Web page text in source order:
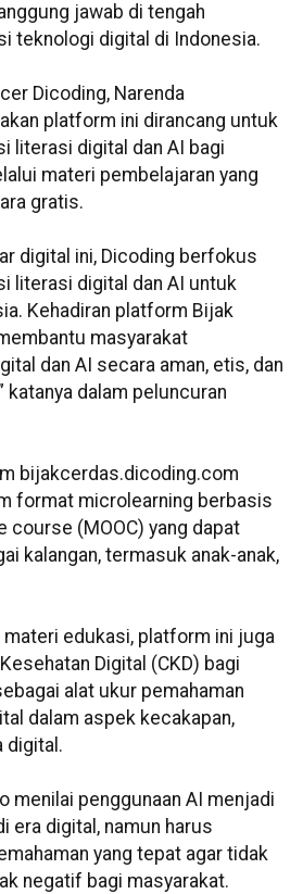
jawab di tengah
teknologi digital di Indonesia.
Dicoding, Narenda
platform ini dirancang untuk
literasi digital dan AI bagi
materi pembelajaran yang
gratis.
digital ini, Dicoding berfokus
literasi digital dan AI untuk
Kehadiran platform Bijak
masyarakat
dan AI secara aman, etis, dan
katanya dalam peluncuran
bijakcerdas.dicoding.com
format microlearning berbasis
course (MOOC) yang dapat
kalangan, termasuk anak-anak,
materi edukasi, platform ini juga
Digital (CKD) bagi
alat ukur pemahaman
dalam aspek kecakapan,
digital.
menilai penggunaan AI menjadi
era digital, namun harus
yang tepat agar tidak
negatif bagi masyarakat.